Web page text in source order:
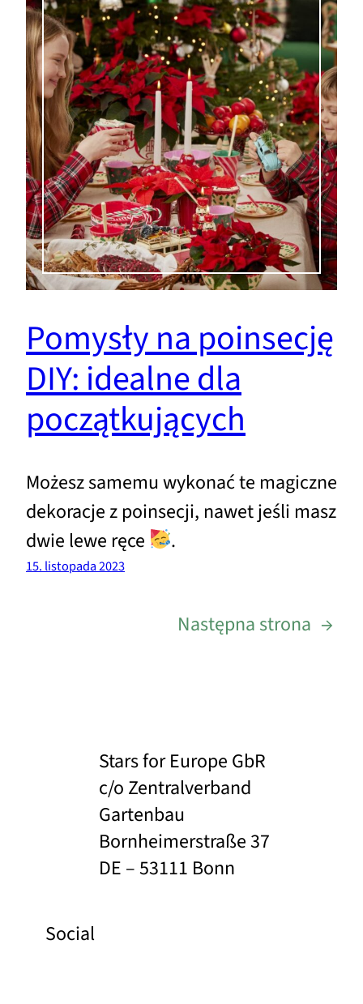
Pomysły na poinsecję
DIY: idealne dla
początkujących
Możesz samemu wykonać te magiczne
dekoracje z poinsecji, nawet jeśli masz
dwie lewe ręce
.
15. listopada 2023
Następna strona →
Stars for Europe GbR
c/o Zentralverband
Gartenbau
Bornheimerstraße 37
DE – 53111 Bonn
Social